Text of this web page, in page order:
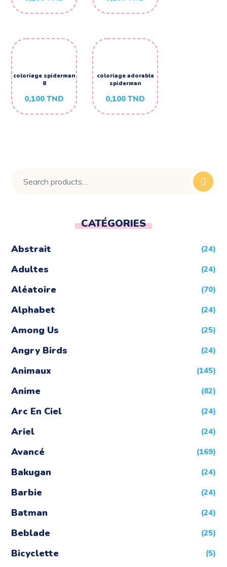
coloriage spiderman
8
0,100TND
coloriage adorable
spiderman
0,100TND
CATÉGORIES
Abstrait (24)
Adultes (24)
Aléatoire (70)
Alphabet (24)
Among Us (25)
Angry Birds (24)
Animaux (145)
Anime (82)
Arc En Ciel (24)
Ariel (24)
Avancé (169)
Bakugan (24)
Barbie (24)
Batman (24)
Beblade (25)
Bicyclette (5)